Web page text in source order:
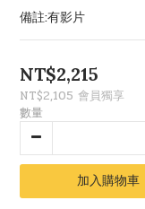
備註:有影片
NT$2,215
NT$2,105 會員獨享
數量
加入購物車